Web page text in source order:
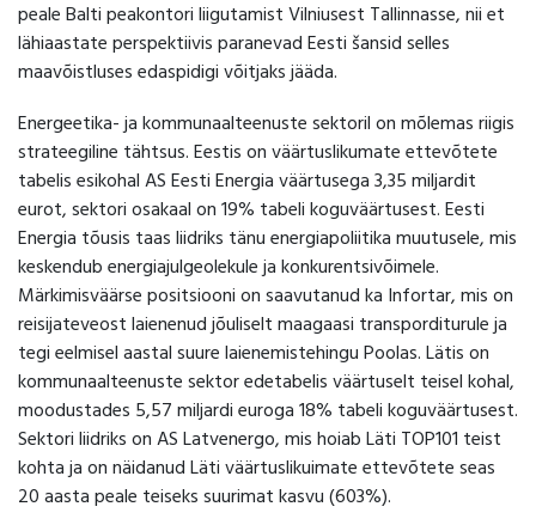
peale Balti peakontori liigutamist Vilniusest Tallinnasse, nii et
lähiaastate perspektiivis paranevad Eesti šansid selles
maavõistluses edaspidigi võitjaks jääda.
Energeetika- ja kommunaalteenuste sektoril on mõlemas riigis
strateegiline tähtsus. Eestis on väärtuslikumate ettevõtete
tabelis esikohal AS Eesti Energia väärtusega 3,35 miljardit
eurot, sektori osakaal on 19% tabeli koguväärtusest. Eesti
Energia tõusis taas liidriks tänu energiapoliitika muutusele, mis
keskendub energiajulgeolekule ja konkurentsivõimele.
Märkimisväärse positsiooni on saavutanud ka Infortar, mis on
reisijateveost laienenud jõuliselt maagaasi transporditurule ja
tegi eelmisel aastal suure laienemistehingu Poolas. Lätis on
kommunaalteenuste sektor edetabelis väärtuselt teisel kohal,
moodustades 5,57 miljardi euroga 18% tabeli koguväärtusest.
Sektori liidriks on AS Latvenergo, mis hoiab Läti TOP101 teist
kohta ja on näidanud Läti väärtuslikuimate ettevõtete seas
20 aasta peale teiseks suurimat kasvu (603%).